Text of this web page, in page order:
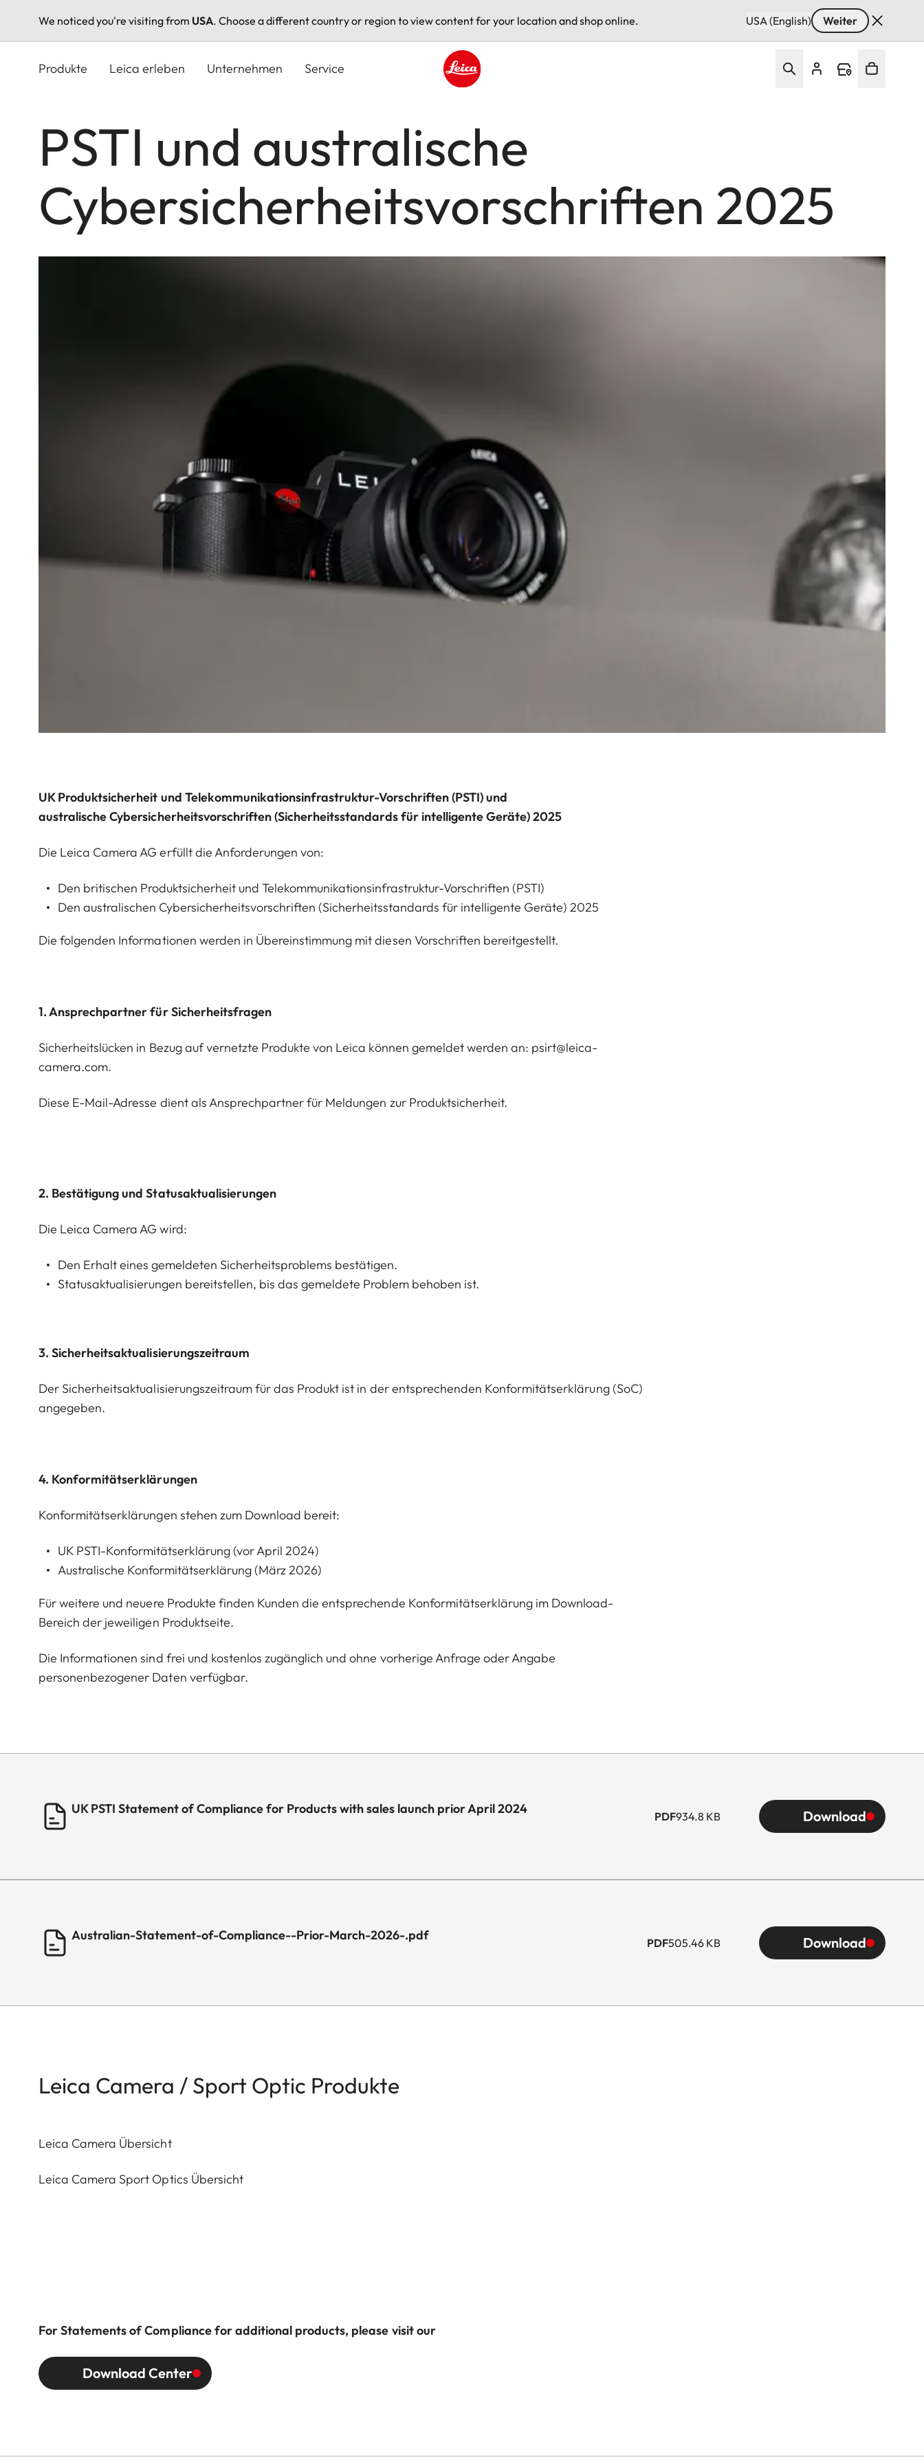
We noticed you're visiting from USA. Choose a different country or region to view content for your location and shop online. USA (English) Weiter
Produkte Leica erleben Unternehmen Service
PSTI und australische
Cybersicherheitsvorschriften 2025
UK Produktsicherheit und Telekommunikationsinfrastruktur-Vorschriften (PSTI) und
australische Cybersicherheitsvorschriften (Sicherheitsstandards für intelligente Geräte) 2025
Die Leica Camera AG erfüllt die Anforderungen von:
Den britischen Produktsicherheit und Telekommunikationsinfrastruktur-Vorschriften (PSTI)
Den australischen Cybersicherheitsvorschriften (Sicherheitsstandards für intelligente Geräte) 2025
Die folgenden Informationen werden in Übereinstimmung mit diesen Vorschriften bereitgestellt.
1. Ansprechpartner für Sicherheitsfragen
Sicherheitslücken in Bezug auf vernetzte Produkte von Leica können gemeldet werden an: psirt@leica-
camera.com.
Diese E-Mail-Adresse dient als Ansprechpartner für Meldungen zur Produktsicherheit.
2. Bestätigung und Statusaktualisierungen
Die Leica Camera AG wird:
Den Erhalt eines gemeldeten Sicherheitsproblems bestätigen.
Statusaktualisierungen bereitstellen, bis das gemeldete Problem behoben ist.
3. Sicherheitsaktualisierungszeitraum
Der Sicherheitsaktualisierungszeitraum für das Produkt ist in der entsprechenden Konformitätserklärung (SoC)
angegeben.
4. Konformitätserklärungen
Konformitätserklärungen stehen zum Download bereit:
UK PSTI-Konformitätserklärung (vor April 2024)
Australische Konformitätserklärung (März 2026)
Für weitere und neuere Produkte finden Kunden die entsprechende Konformitätserklärung im Download-
Bereich der jeweiligen Produktseite.
Die Informationen sind frei und kostenlos zugänglich und ohne vorherige Anfrage oder Angabe
personenbezogener Daten verfügbar.
UK PSTI Statement of Compliance for Products with sales launch prior April 2024 PDF934.8 KB Download
Australian-Statement-of-Compliance--Prior-March-2026-.pdf PDF505.46 KB Download
Leica Camera / Sport Optic Produkte
Leica Camera Übersicht
Leica Camera Sport Optics Übersicht
For Statements of Compliance for additional products, please visit our
Download Center